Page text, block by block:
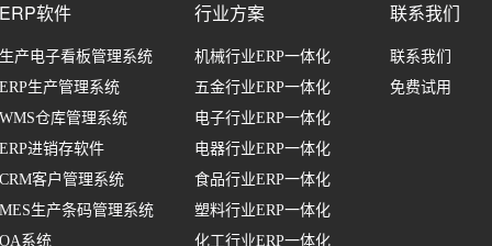
ERP软件
生产电子看板管理系统
ERP生产管理系统
WMS仓库管理系统
ERP进销存软件
CRM客户管理系统
MES生产条码管理系统
OA系统
行业方案
机械行业ERP一体化
五金行业ERP一体化
电子行业ERP一体化
电器行业ERP一体化
食品行业ERP一体化
塑料行业ERP一体化
化工行业ERP一体化
联系我们
联系我们
免费试用